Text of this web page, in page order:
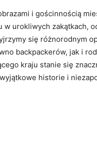
i gościnnością
urokliwych ⁤zakątkach,
się różnorodnym
backpackerów, jak⁢ i
​kraju stanie się
historie i